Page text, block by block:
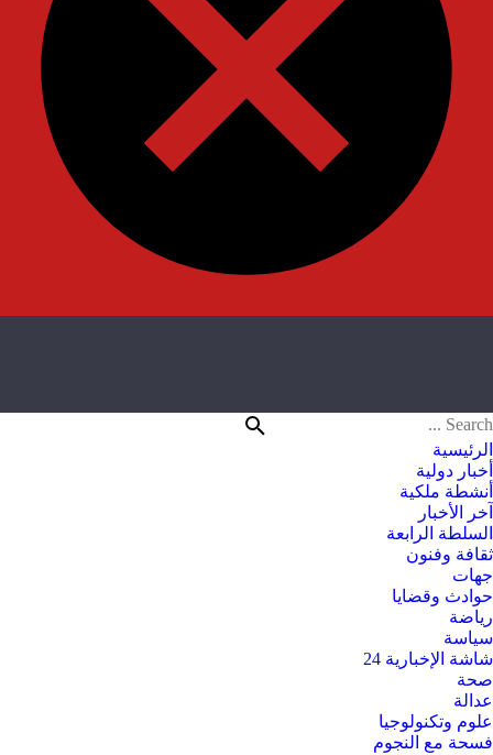
الرئيسية
أخبار دولية
أنشطة ملكية
آخر الأخبار
السلطة الرابعة
ثقافة وفنون
جهات
حوادث وقضايا
رياضة
سياسة
شاشة الإخبارية 24
صحة
عدالة
علوم وتكنولوجيا
فسحة مع النجوم